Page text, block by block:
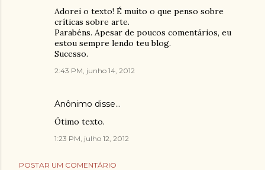
Adorei o texto! É muito o que penso sobre
críticas sobre arte.
Parabéns. Apesar de poucos comentários, eu
estou sempre lendo teu blog.
Sucesso.
2:43 PM, junho 14, 2012
Anônimo disse…
Ótimo texto.
1:23 PM, julho 12, 2012
POSTAR UM COMENTÁRIO